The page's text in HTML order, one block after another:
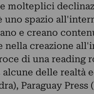
molteplici
uno spazio
e creano
nella creazione
di una reading
alcune delle realtà
Paraguay